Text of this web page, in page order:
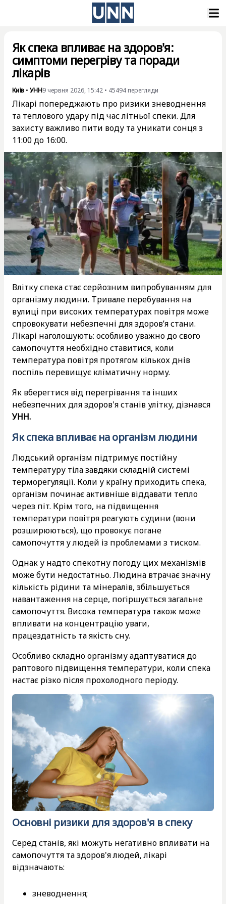
Як спека впливає на здоров'я:
симптоми перегріву та поради
лікарів
Київ • УНН9 червня 2026, 15:42 • 45494 перегляди
Лікарі попереджають про ризики зневоднення
та теплового удару під час літньої спеки. Для
захисту важливо пити воду та уникати сонця з
11:00 до 16:00.
Влітку спека стає серйозним випробуванням для
організму людини. Тривале перебування на
вулиці при високих температурах повітря може
спровокувати небезпечні для здоров’я стани.
Лікарі наголошують: особливо уважно до свого
самопочуття необхідно ставитися, коли
температура повітря протягом кількох днів
поспіль перевищує кліматичну норму.
Як вберегтися від перегрівання та інших
небезпечних для здоров'я станів улітку, дізнався
УНН.
Як спека впливає на організм людини
Людський організм підтримує постійну
температуру тіла завдяки складній системі
терморегуляції. Коли у країну приходить спека,
організм починає активніше віддавати тепло
через піт. Крім того, на підвищення
температури повітря реагують судини (вони
розширюються), що провокує погане
самопочуття у людей із проблемами з тиском.
Однак у надто спекотну погоду цих механізмів
може бути недостатньо. Людина втрачає значну
кількість рідини та мінералів, збільшується
навантаження на серце, погіршується загальне
самопочуття. Висока температура також може
впливати на концентрацію уваги,
працездатність та якість сну.
Особливо складно організму адаптуватися до
раптового підвищення температури, коли спека
настає різко після прохолодного періоду.
Основні ризики для здоров'я в спеку
Серед станів, які можуть негативно впливати на
самопочуття та здоров'я людей, лікарі
відзначають:
зневоднення;